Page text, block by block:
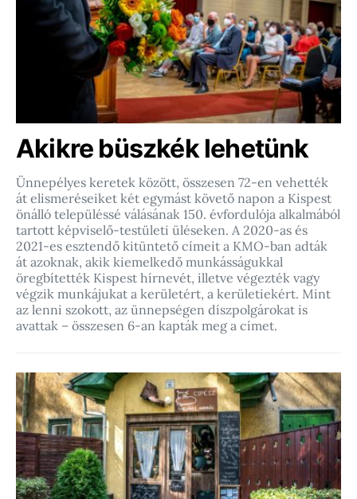
Akikre büszkék lehetünk
Ünnepélyes keretek között, összesen 72-en vehették
át elismeréseiket két egymást követő napon a Kispest
önálló településsé válásának 150. évfordulója alkalmából
tartott képviselő-testületi üléseken. A 2020-as és
2021-es esztendő kitüntető címeit a KMO-ban adták
át azoknak, akik kiemelkedő munkásságukkal
öregbítették Kispest hírnevét, illetve végezték vagy
végzik munkájukat a kerületért, a kerületiekért. Mint
az lenni szokott, az ünnepségen díszpolgárokat is
avattak – összesen 6-an kapták meg a címet.